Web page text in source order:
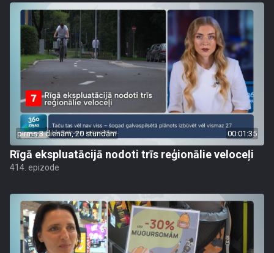
pirms 3 dienām, 20 stundām 00:01:35
Rīgā ekspluatācijā nodoti trīs reģionālie veloceļi
414. epizode